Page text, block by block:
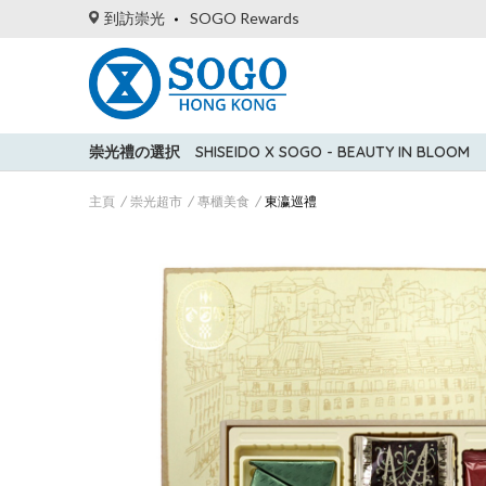
到訪崇光 SOGO Rewards
崇光禮の選択 SHISEIDO X SOGO - BEAUTY IN BLOOM
主頁 崇光超市 專櫃美食 東瀛巡禮